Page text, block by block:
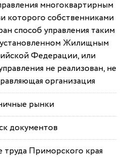
многоквартирным
которого собственниками
способ управления таким
Жилищным
Федерации, или
не реализован, не
организация
рынки
документов
Приморского края